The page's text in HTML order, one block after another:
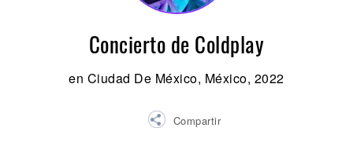
Concierto de Coldplay
en Ciudad De México, México, 2022
Compartir